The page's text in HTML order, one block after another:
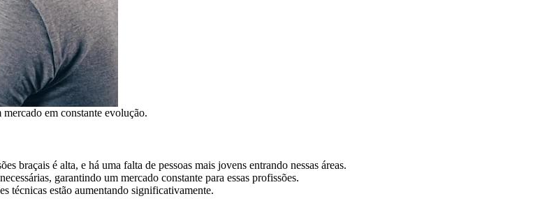
em constante evolução.
braçais é alta, e há uma falta de pessoas mais jovens entrando nessas áreas.
garantindo um mercado constante para essas profissões.
técnicas estão aumentando significativamente.